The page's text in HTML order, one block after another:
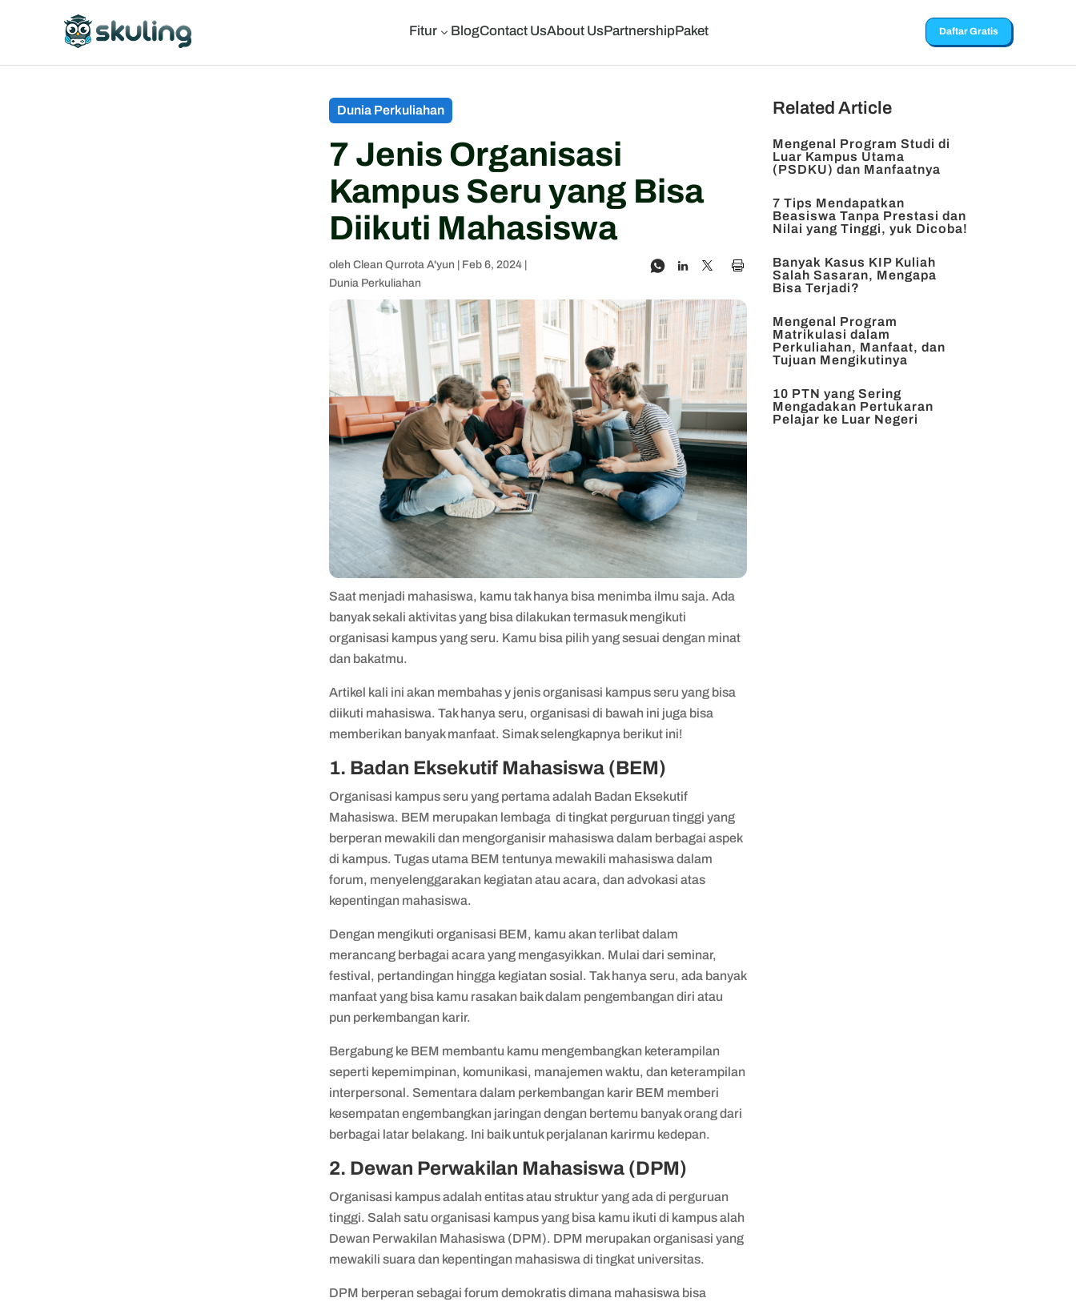
Fitur3 BlogContact UsAbout UsPartnershipPaket Daftar Gratis
Dunia Perkuliahan
7 Jenis Organisasi
Kampus Seru yang Bisa
Diikuti Mahasiswa
olehClean Qurrota A'yun Feb 6, 2024
Dunia Perkuliahan
Saat menjadi mahasiswa, kamu tak hanya bisa menimba ilmu saja. Ada
banyak sekali aktivitas yang bisa dilakukan termasuk mengikuti
organisasi kampus yang seru. Kamu bisa pilih yang sesuai dengan minat
dan bakatmu.
Artikel kali ini akan membahas y jenis organisasi kampus seru yang bisa
diikuti mahasiswa. Tak hanya seru, organisasi di bawah ini juga bisa
memberikan banyak manfaat. Simak selengkapnya berikut ini!
1. Badan Eksekutif Mahasiswa (BEM)
Organisasi kampus seru yang pertama adalah Badan Eksekutif
Mahasiswa. BEM merupakan lembaga di tingkat perguruan tinggi yang
berperan mewakili dan mengorganisir mahasiswa dalam berbagai aspek
di kampus. Tugas utama BEM tentunya mewakili mahasiswa dalam
forum, menyelenggarakan kegiatan atau acara, dan advokasi atas
kepentingan mahasiswa.
Dengan mengikuti organisasi BEM, kamu akan terlibat dalam
merancang berbagai acara yang mengasyikkan. Mulai dari seminar,
festival, pertandingan hingga kegiatan sosial. Tak hanya seru, ada banyak
manfaat yang bisa kamu rasakan baik dalam pengembangan diri atau
pun perkembangan karir.
Bergabung ke BEM membantu kamu mengembangkan keterampilan
seperti kepemimpinan, komunikasi, manajemen waktu, dan keterampilan
interpersonal. Sementara dalam perkembangan karir BEM memberi
kesempatan engembangkan jaringan dengan bertemu banyak orang dari
berbagai latar belakang. Ini baik untuk perjalanan karirmu kedepan.
2. Dewan Perwakilan Mahasiswa (DPM)
Organisasi kampus adalah entitas atau struktur yang ada di perguruan
tinggi. Salah satu organisasi kampus yang bisa kamu ikuti di kampus alah
Dewan Perwakilan Mahasiswa (DPM). DPM merupakan organisasi yang
mewakili suara dan kepentingan mahasiswa di tingkat universitas.
DPM berperan sebagai forum demokratis dimana mahasiswa bisa
Related Article
Mengenal Program Studi di
Luar Kampus Utama
(PSDKU) dan Manfaatnya
7 Tips Mendapatkan
Beasiswa Tanpa Prestasi dan
Nilai yang Tinggi, yuk Dicoba!
Banyak Kasus KIP Kuliah
Salah Sasaran, Mengapa
Bisa Terjadi?
Mengenal Program
Matrikulasi dalam
Perkuliahan, Manfaat, dan
Tujuan Mengikutinya
10 PTN yang Sering
Mengadakan Pertukaran
Pelajar ke Luar Negeri